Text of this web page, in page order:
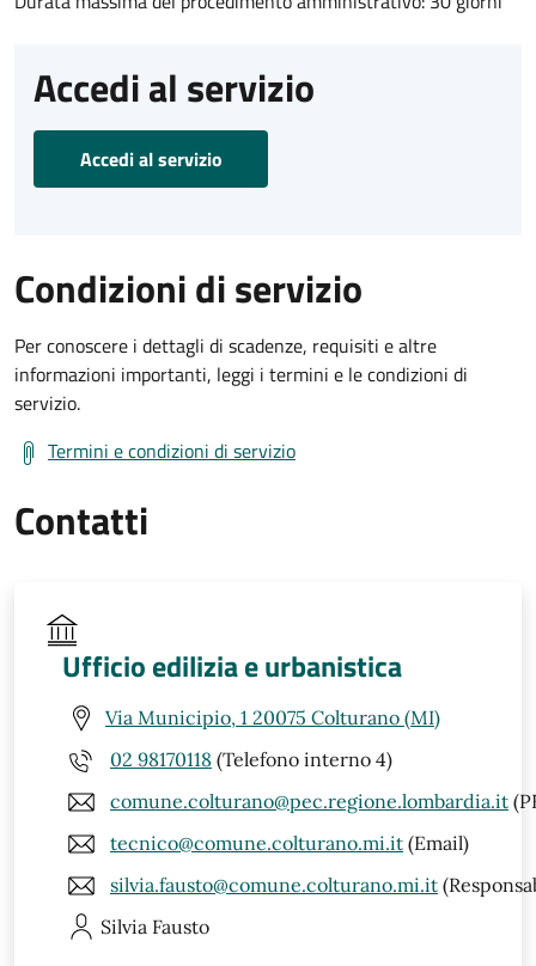
Accedi al servizio
Accedi al servizio
Condizioni di servizio
Per conoscere i dettagli di scadenze, requisiti e altre
informazioni importanti, leggi i termini e le condizioni di
servizio.
Termini e condizioni di servizio
Contatti
Ufficio edilizia e urbanistica
Via Municipio, 1 20075 Colturano (MI)
02 98170118 (Telefono interno 4)
comune.colturano@pec.regione.lombardia.it
tecnico@comune.colturano.mi.it (Email)
silvia.fausto@comune.colturano.mi.it
Silvia Fausto